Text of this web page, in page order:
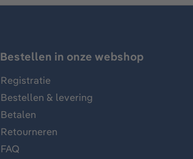
Bestellen in onze webshop
Registratie
Bestellen & levering
Betalen
Retourneren
FAQ